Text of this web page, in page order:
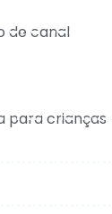
de canal
para crianças